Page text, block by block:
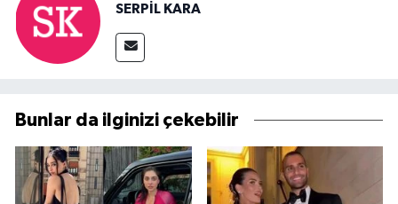
SERPİL KARA
Bunlar da ilginizi çekebilir